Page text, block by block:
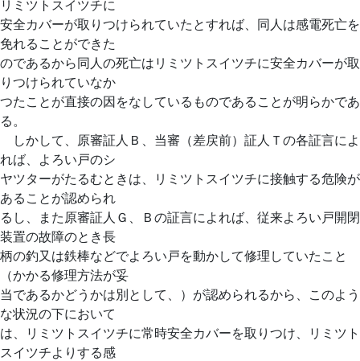
リミツトスイツチに
安全カバーが取りつけられていたとすれば、同人は感電死亡を
免れることができた
のであるから同人の死亡はリミツトスイツチに安全カバーが取
りつけられていなか
つたことが直接の因をなしているものであることが明らかであ
る。
しかして、原審証人Ｂ、当審（差戻前）証人Ｔの各証言によ
れば、よろい戸のシ
ヤツターがたるむときは、リミツトスイツチに接触する危険が
あることが認められ
るし、また原審証人Ｇ、Ｂの証言によれば、従来よろい戸開閉
装置の故障のとき長
柄の釣又は鉄棒などでよろい戸を動かして修理していたこと
（かかる修理方法が妥
当であるかどうかは別として、）が認められるから、このよう
な状況の下において
は、リミツトスイツチに常時安全カバーを取りつけ、リミツト
スイツチよりする感